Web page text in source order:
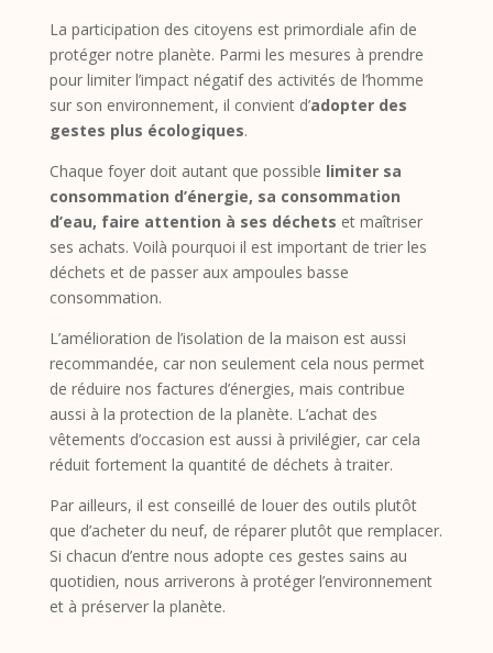
La participation des citoyens est primordiale afin de
protéger notre planète. Parmi les mesures à prendre
pour limiter l’impact négatif des activités de l’homme
sur son environnement, il convient d’adopter des
gestes plus écologiques.
Chaque foyer doit autant que possible limiter sa
consommation d’énergie, sa consommation
d’eau, faire attention à ses déchets et maîtriser
ses achats. Voilà pourquoi il est important de trier les
déchets et de passer aux ampoules basse
consommation.
L’amélioration de l’isolation de la maison est aussi
recommandée, car non seulement cela nous permet
de réduire nos factures d’énergies, mais contribue
aussi à la protection de la planète. L’achat des
vêtements d’occasion est aussi à privilégier, car cela
réduit fortement la quantité de déchets à traiter.
Par ailleurs, il est conseillé de louer des outils plutôt
que d’acheter du neuf, de réparer plutôt que remplacer.
Si chacun d’entre nous adopte ces gestes sains au
quotidien, nous arriverons à protéger l’environnement
et à préserver la planète.